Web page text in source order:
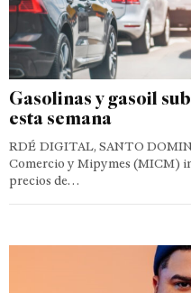
Gasolinas y gasoil
esta semana
RDÉ DIGITAL, SANTO
Comercio y Mipymes (MICM)
precios de…